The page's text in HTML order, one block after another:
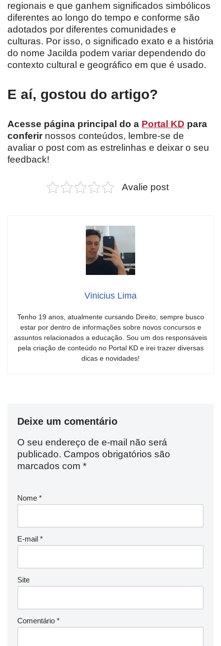
regionais e que ganhem significados simbólicos
diferentes ao longo do tempo e conforme são
adotados por diferentes comunidades e
culturas. Por isso, o significado exato e a história
do nome Jacilda podem variar dependendo do
contexto cultural e geográfico em que é usado.
E aí, gostou do artigo?
Acesse página principal do a Portal KD para
conferirnossos conteúdos, lembre-se de
avaliar o post com as estrelinhas e deixar o seu
feedback!
Avalie post
Vinicius Lima
Tenho 19 anos, atualmente cursando Direito, sempre busco
estar por dentro de informações sobre novos concursos e
assuntos relacionados a educação. Sou um dos responsáveis
pela criação de conteúdo no Portal KD e irei trazer diversas
dicas e novidades!
Deixe um comentário
O seu endereço de e-mail não será
publicado. Campos obrigatórios são
marcados com *
Nome *
E-mail *
Site
Comentário *